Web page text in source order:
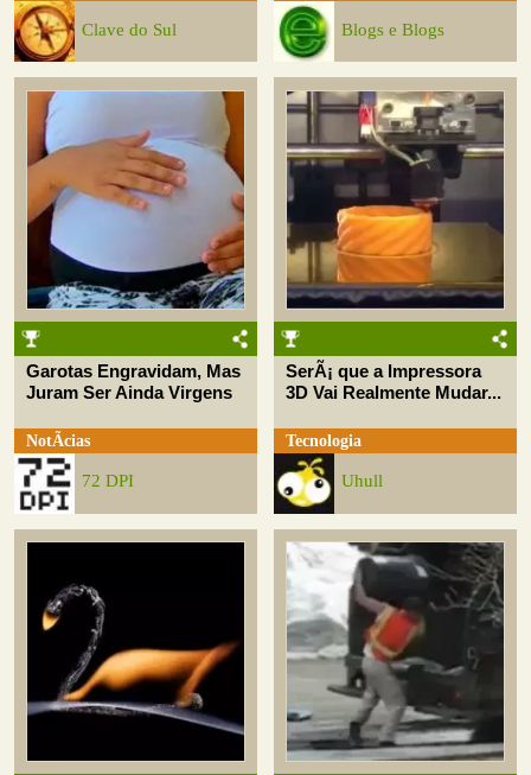
Clave do Sul Blogs e Blogs
Garotas Engravidam, Mas
Juram Ser Ainda Virgens
NotÃ­cias
72 DPI
SerÃ¡ que a Impressora
3D Vai Realmente Mudar...
Tecnologia
Uhull